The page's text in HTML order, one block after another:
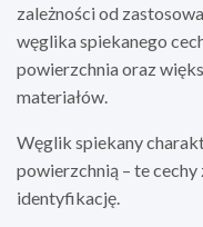
zależności od
węglika spiekanego
powierzchnia oraz
materiałów.
Węglik spiekany
powierzchnią – te
identyfikację.